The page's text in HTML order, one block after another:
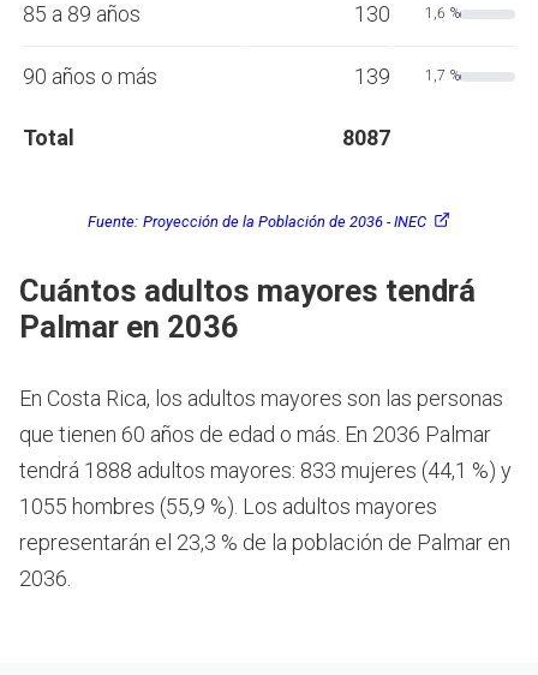
85 a 89 años 130 1,6 %
90 años o más 139 1,7 %
Total 8087
Fuente: Proyección de la Población de 2036 - INEC
Cuántos adultos mayores tendrá
Palmar en 2036
En Costa Rica, los adultos mayores son las personas
que tienen 60 años de edad o más. En 2036 Palmar
tendrá 1888 adultos mayores: 833 mujeres (44,1 %) y
1055 hombres (55,9 %). Los adultos mayores
representarán el 23,3 % de la población de Palmar en
2036.